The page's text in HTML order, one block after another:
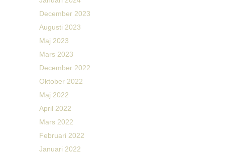
December 2023
Augusti 2023
Maj 2023
Mars 2023
December 2022
Oktober 2022
Maj 2022
April 2022
Mars 2022
Februari 2022
Januari 2022